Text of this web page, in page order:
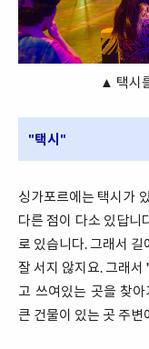
▲ 택시
"택시"
싱가포르에는 택시가
다른 점이 다소 있답니
로 있습니다. 그래서
잘 서지 않지요. 그래
고 쓰여있는 곳을 찾
큰 건물이 있는 곳 주